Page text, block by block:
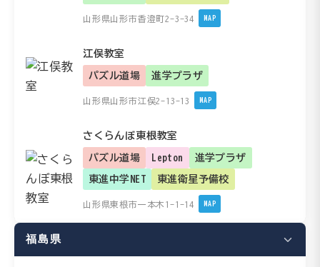
山形県山形市香澄町2-3-34 MAP
江俣教室
パズル道場 進学プラザ
山形県山形市江俣2-13-13 MAP
さくらんぼ東根教室
パズル道場 Lepton 進学プラザ
東進中学NET 東進衛星予備校
山形県東根市一本木1-1-14 MAP
福島県